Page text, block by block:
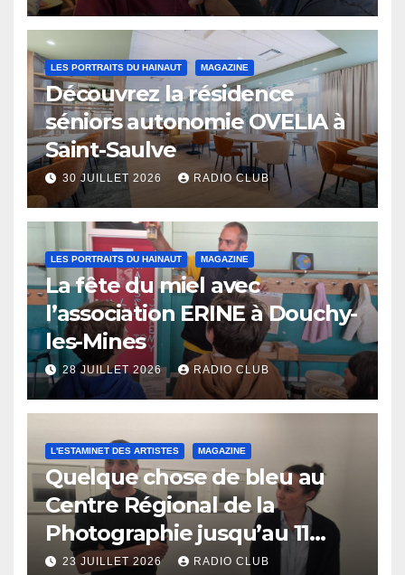
LES PORTRAITS DU HAINAUT MAGAZINE
Découvrez la résidence
séniors autonomie OVELIA à
Saint-Saulve
30 JUILLET 2026 RADIO CLUB
LES PORTRAITS DU HAINAUT MAGAZINE
La fête du miel avec
l’association ERINE à Douchy-
les-Mines
28 JUILLET 2026 RADIO CLUB
L'ESTAMINET DES ARTISTES MAGAZINE
Quelque chose de bleu au
Centre Régional de la
Photographie jusqu’au 11
octobre
23 JUILLET 2026 RADIO CLUB